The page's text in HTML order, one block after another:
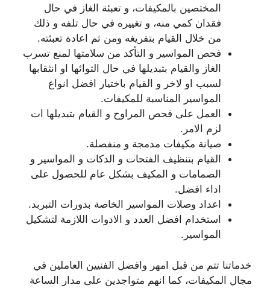
المختصين بالمكيفات، و تعبئة الغاز في حال
فقدان كمي منه، و تغييره في حال تلفه و ذلك
من خلال القيام بتفريغه ومن ثم اعادة تعبئته.
فحص المواسير و التأكد من سلامتها لمنع تسرب
الغاز والقيام بتبديلها في حال التوائها او انثقابها
لسبب او لاخر و القيام باختيار افضل انواع
المواسير المناسبة للمكيفات.
العمل على فحص المراوح و القيام بتبديلها ات
لزم الامر.
صيانة مكيفات مدمجة و منفصلة.
القيام بتنظيف الفتحات و الدكات و المواسير و
الصمامات و المكيف بشكل عام للحصول على
اداء افضل.
اعداد وصلات المواسير الخاصة بدورات التبربد.
استخدام افضل العدد و الادوات اللازمة لتشكيل
المواسير.
خدماتنا تتم من قبل امهر وافضل الفنيين العاملين في
مجال المكيفات، كما انهم متواجدين على مدار الساعة